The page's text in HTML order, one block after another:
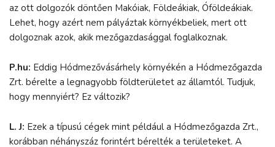
az ott dolgozók döntően Makóiak, Földeákiak, Óföldeákiak.
Lehet, hogy azért nem pályáztak környékbeliek, mert ott
dolgoznak azok, akik mezőgazdasággal foglalkoznak.
P.hu: Eddig Hódmezővásárhely környékén a Hódmezőgazda
Zrt. bérelte a legnagyobb földterületet az államtól. Tudjuk,
hogy mennyiért? Ez változik?
L. J: Ezek a típusú cégek mint például a Hódmezőgazda Zrt.,
korábban néhányszáz forintért bérelték a területeket. A